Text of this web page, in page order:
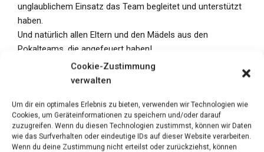
Cookie-Zustimmung
verwalten
Um dir ein optimales Erlebnis zu bieten, verwenden wir Technologien wie
Cookies, um Geräteinformationen zu speichern und/oder darauf
zuzugreifen. Wenn du diesen Technologien zustimmst, können wir Daten
wie das Surfverhalten oder eindeutige IDs auf dieser Website verarbeiten.
Wenn du deine Zustimmung nicht erteilst oder zurückziehst, können
unglaublichem Einsatz das Team begleitet und unterstützt
haben.
Und natürlich allen Eltern und den Mädels aus den
Pokalteams, die angefeuert haben!